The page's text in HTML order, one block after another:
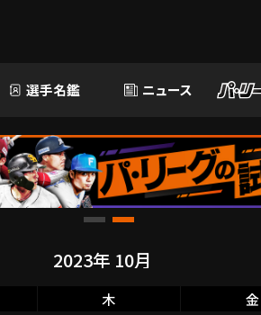
選手名鑑 ニュース
木 金